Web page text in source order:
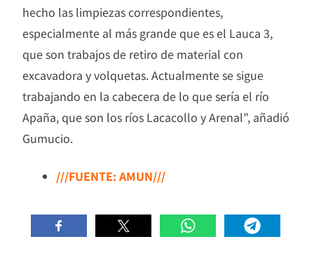
hecho las limpiezas correspondientes,
especialmente al más grande que es el Lauca 3,
que son trabajos de retiro de material con
excavadora y volquetas. Actualmente se sigue
trabajando en la cabecera de lo que sería el río
Apaña, que son los ríos Lacacollo y Arenal”, añadió
Gumucio.
///FUENTE: AMUN///